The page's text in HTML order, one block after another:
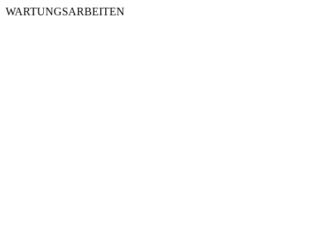
WARTUNGSARBEITEN